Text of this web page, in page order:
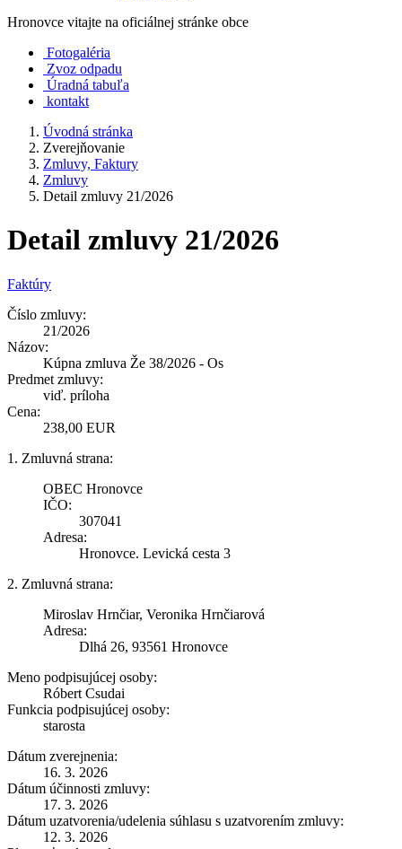
Hronovce vitajte na oficiálnej stránke obce
Fotogaléria
Zvoz odpadu
Úradná tabuľa
kontakt
Úvodná stránka
Zverejňovanie
Zmluvy, Faktury
Zmluvy
Detail zmluvy 21/2026
Detail zmluvy 21/2026
Faktúry
Číslo zmluvy:
21/2026
Názov:
Kúpna zmluva Že 38/2026 - Os
Predmet zmluvy:
viď. príloha
Cena:
238,00 EUR
1. Zmluvná strana:
OBEC Hronovce
IČO:
307041
Adresa:
Hronovce. Levická cesta 3
2. Zmluvná strana:
Miroslav Hrnčiar, Veronika Hrnčiarová
Adresa:
Dlhá 26, 93561 Hronovce
Meno podpisujúcej osoby:
Róbert Csudai
Funkcia podpisujúcej osoby:
starosta
Dátum zverejnenia:
16. 3. 2026
Dátum účinnosti zmluvy:
17. 3. 2026
Dátum uzatvorenia/udelenia súhlasu s uzatvorením zmluvy:
12. 3. 2026